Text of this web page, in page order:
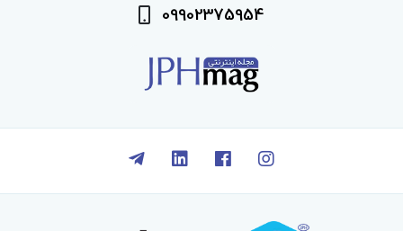
09902375954